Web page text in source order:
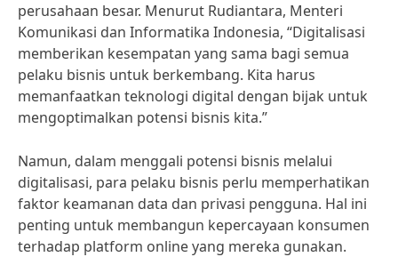
perusahaan besar. Menurut Rudiantara, Menteri
Komunikasi dan Informatika Indonesia, “Digitalisasi
memberikan kesempatan yang sama bagi semua
pelaku bisnis untuk berkembang. Kita harus
memanfaatkan teknologi digital dengan bijak untuk
mengoptimalkan potensi bisnis kita.”
Namun, dalam menggali potensi bisnis melalui
digitalisasi, para pelaku bisnis perlu memperhatikan
faktor keamanan data dan privasi pengguna. Hal ini
penting untuk membangun kepercayaan konsumen
terhadap platform online yang mereka gunakan.